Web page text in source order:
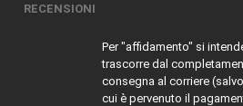
RECENSIONI
Per "affidamento" si
trascorre dal
consegna al corriere
cui è pervenuto il